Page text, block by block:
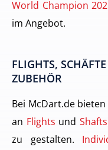
World Champion
im Angebot.
FLIGHTS,
ZUBEHÖR
Bei McDart.de
an Flights undShafts
zu gestalten.